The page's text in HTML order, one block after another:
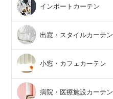
インポートカーテン
出窓・スタイルカーテン
小窓・カフェカーテン
病院・医療施設カーテン